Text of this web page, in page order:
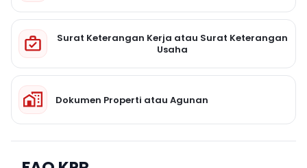
Surat Keterangan Kerja atau Surat Keterangan
Usaha
Dokumen Properti atau Agunan